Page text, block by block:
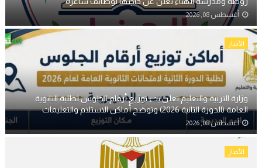
أغسطس 08, 2026
الأخبار
وزارة التربية والتعليم تعلن بدء توزيع أرقام الجلوس لطلبة الثانوية
العامة (الدورة الثانية 2026) وتوضح أماكن الاستلام والتعليمات
أغسطس 08, 2026
الأخبار